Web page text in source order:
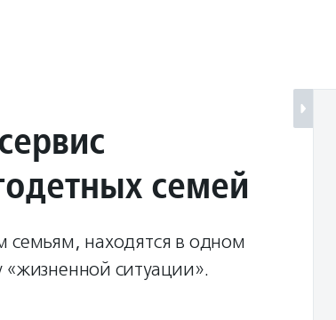
семей
семьям, находятся в одном
ситуации».